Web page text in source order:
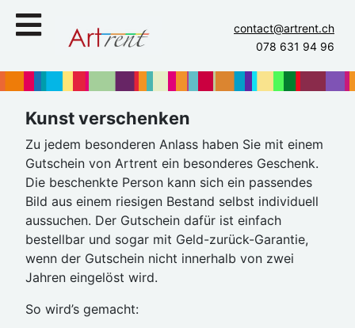
contact@artrent.ch
078 631 94 96
Kunst verschenken
Zu jedem besonderen Anlass haben Sie mit einem
Gutschein von Artrent ein besonderes Geschenk.
Die beschenkte Person kann sich ein passendes
Bild aus einem riesigen Bestand selbst individuell
aussuchen. Der Gutschein dafür ist einfach
bestellbar und sogar mit Geld-zurück-Garantie,
wenn der Gutschein nicht innerhalb von zwei
Jahren eingelöst wird.
So wird’s gemacht: